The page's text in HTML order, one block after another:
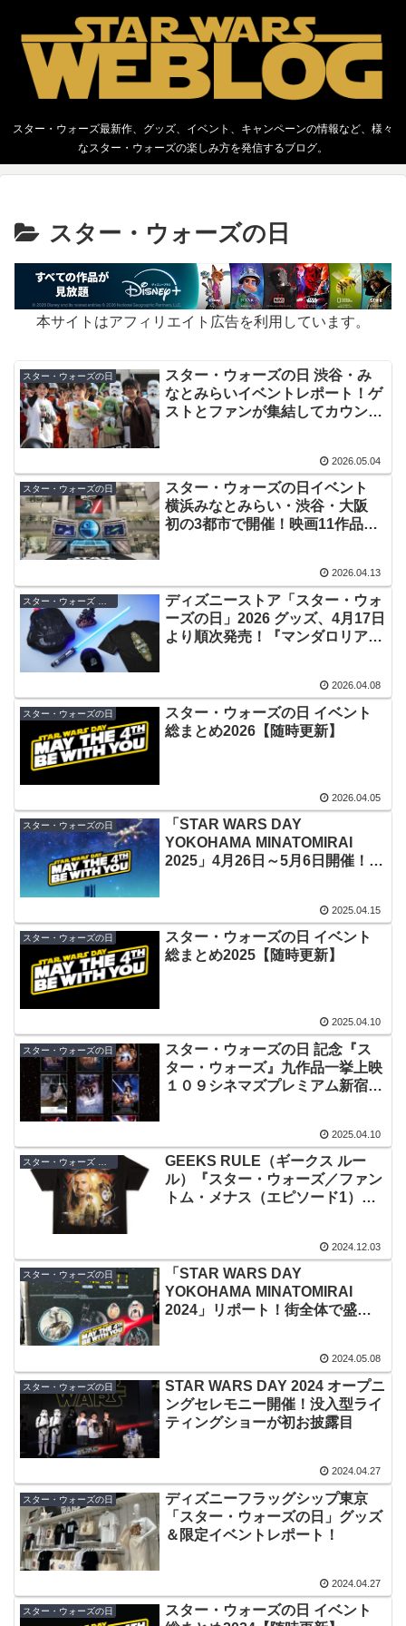
スター・ウォーズ最新作、グッズ、イベント、キャンペーンの情報など、様々
なスター・ウォーズの楽しみ方を発信するブログ。
スター・ウォーズの日
本サイトはアフィリエイト広告を利用しています。
スター・ウォーズの日
スター・ウォーズの日 渋谷・み
なとみらいイベントレポート！ゲ
ストとファンが集結してカウント
2026.05.04
スター・ウォーズの日
スター・ウォーズの日イベント
横浜みなとみらい・渋谷・大阪
初の3都市で開催！映画11作品の
2026.04.13
ディズニーストア「スター・ウォ
ーズの日」2026 グッズ、4月17日
より順次発売！『マンダロリア
2026.04.08
スター・ウォーズの日
スター・ウォーズの日 イベント
総まとめ2026【随時更新】
2026.04.05
スター・ウォーズの日
「STAR WARS DAY
YOKOHAMA MINATOMIRAI
2025」4月26日～5月6日開催！再
2025.04.15
スター・ウォーズの日
スター・ウォーズの日 イベント
総まとめ2025【随時更新】
2025.04.10
スター・ウォーズの日
スター・ウォーズの日 記念『ス
ター・ウォーズ』九作品一挙上映
１０９シネマズプレミアム新宿で
2025.04.10
スター・ウォーズ グッズ
GEEKS RULE（ギークス ルー
ル）『スター・ウォーズ／ファン
トム・メナス（エピソード1）』T
2024.12.03
スター・ウォーズの日
「STAR WARS DAY
YOKOHAMA MINATOMIRAI
2024」リポート！街全体で盛り
2024.05.08
スター・ウォーズの日
STAR WARS DAY 2024 オープニ
ングセレモニー開催！没入型ライ
ティングショーが初お披露目
2024.04.27
スター・ウォーズの日
ディズニーフラッグシップ東京
「スター・ウォーズの日」グッズ
＆限定イベントレポート！
2024.04.27
スター・ウォーズの日
スター・ウォーズの日 イベント